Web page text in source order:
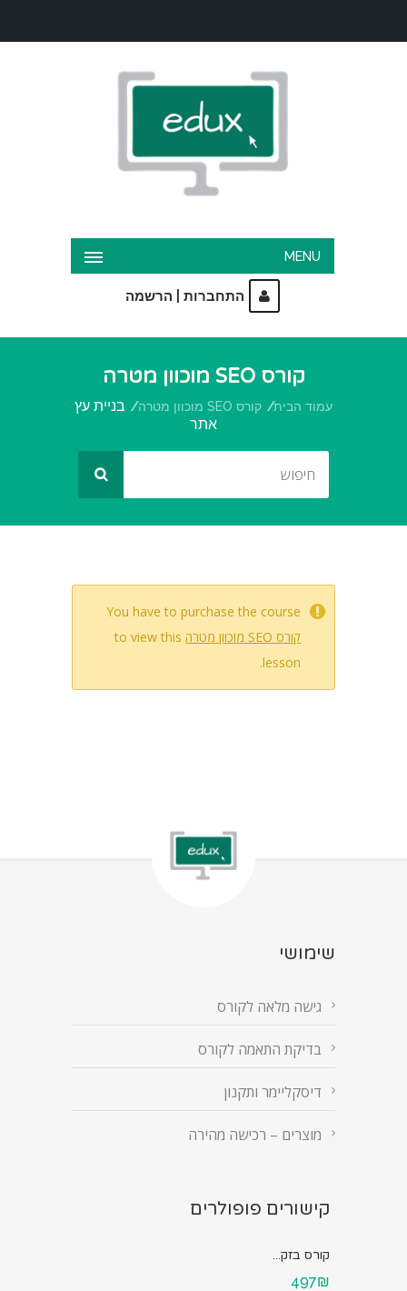
MENU
התחברות הרשמה
קורס SEO מוכוון מטרה
עמוד הבית קורס SEO מוכוון מטרה
בניית עץ
אתר
You have to purchase the course
קורס SEO מוכוון מטרה
to view this
lesson.
שימושי
גישה מלאה לקורס
בדיקת התאמה לקורס
דיסקליימר ותקנון
מוצרים – רכישה מהירה
קישורים פופולרים
קורס בזק...
497₪